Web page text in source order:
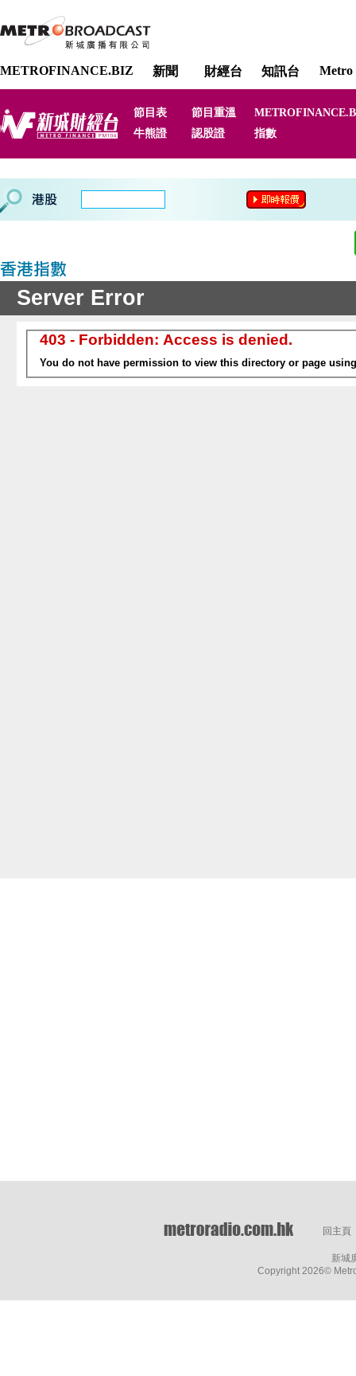
METROFINANCE.BIZ 新聞 財經台 知訊台 Metro
節目表 節目重溫
牛熊證
認股證 指數
回主頁
新城
Copyright 2026©